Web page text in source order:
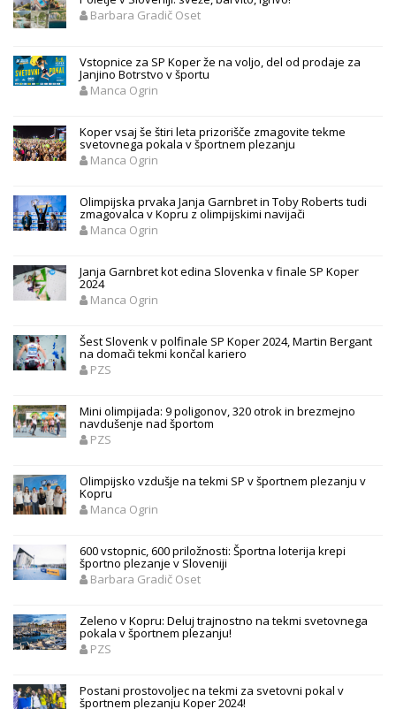
Barbara Gradič Oset
Vstopnice za SP Koper že na voljo, del od prodaje za
Janjino Botrstvo v športu
Manca Ogrin
Koper vsaj še štiri leta prizorišče zmagovite tekme
svetovnega pokala v športnem plezanju
Manca Ogrin
Olimpijska prvaka Janja Garnbret in Toby Roberts tudi
zmagovalca v Kopru z olimpijskimi navijači
Manca Ogrin
Janja Garnbret kot edina Slovenka v finale SP Koper
2024
Manca Ogrin
Šest Slovenk v polfinale SP Koper 2024, Martin Bergant
na domači tekmi končal kariero
PZS
Mini olimpijada: 9 poligonov, 320 otrok in brezmejno
navdušenje nad športom
PZS
Olimpijsko vzdušje na tekmi SP v športnem plezanju v
Kopru
Manca Ogrin
600 vstopnic, 600 priložnosti: Športna loterija krepi
športno plezanje v Sloveniji
Barbara Gradič Oset
Zeleno v Kopru: Deluj trajnostno na tekmi svetovnega
pokala v športnem plezanju!
PZS
Postani prostovoljec na tekmi za svetovni pokal v
športnem plezanju Koper 2024!